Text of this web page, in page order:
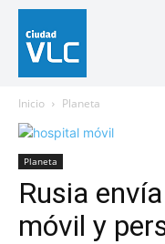
Inicio Planeta
Planeta
Rusia
móvil y